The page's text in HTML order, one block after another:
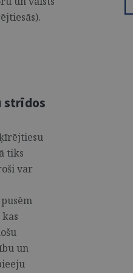
strīdos
tiks
var
un